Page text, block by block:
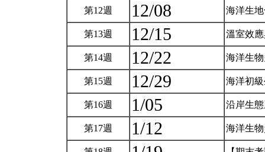
第12週 12/08 海洋生
第13週 12/15 溫室效
第14週 12/22 海洋生
第15週 12/29 海洋初
第16週 1/05 沿岸生
第17週 1/12 海洋生